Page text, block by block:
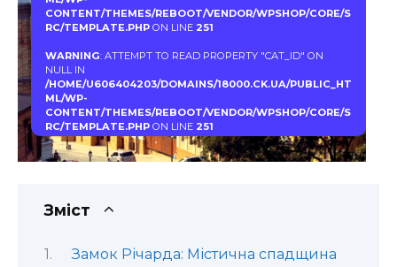
CONTENT/THEMES/REBOOT/VENDOR/WPSHOP/CORE/S
RC/TEMPLATE.PHPON LINE 251
WARNING: ATTEMPT TO READ PROPERTY "CAT_ID" ON
NULL IN
/HOME/U606404203/DOMAINS/18000.CK.UA/PUBLIC_HT
ML/WP-
CONTENT/THEMES/REBOOT/VENDOR/WPSHOP/CORE/S
RC/TEMPLATE.PHPON LINE 251
Зміст
Замок Річарда: Містична спадщина